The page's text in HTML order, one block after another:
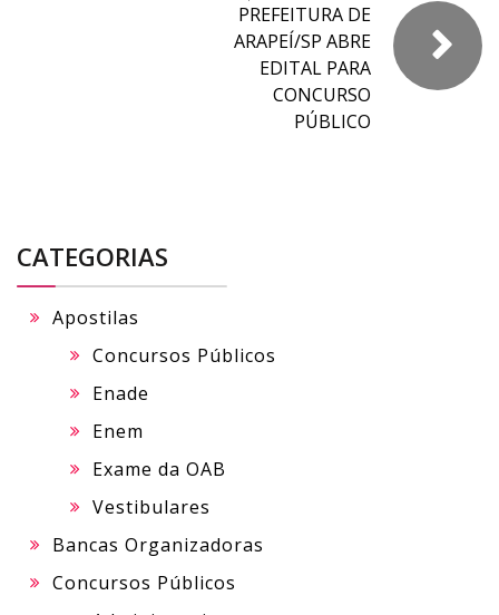
PREFEITURA DE
ARAPEÍ/SP ABRE
EDITAL PARA
CONCURSO
PÚBLICO
CATEGORIAS
Apostilas
Concursos Públicos
Enade
Enem
Exame da OAB
Vestibulares
Bancas Organizadoras
Concursos Públicos